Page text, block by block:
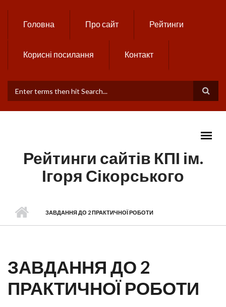
Головна Про сайт Рейтинги
Корисні посилання Контакт
ПОШУКОВА ФОРМА
Рейтинги сайтів КПІ ім.
Ігоря Сікорського
MAIN MENU
ЗАВДАННЯ ДО 2 ПРАКТИЧНОЇ РОБОТИ
ЗАВДАННЯ ДО 2
ПРАКТИЧНОЇ РОБОТИ